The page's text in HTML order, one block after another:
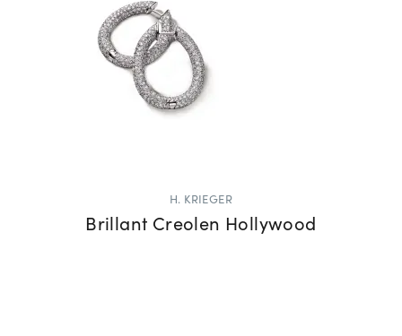
H. KRIEGER
Brillant Creolen Hollywood